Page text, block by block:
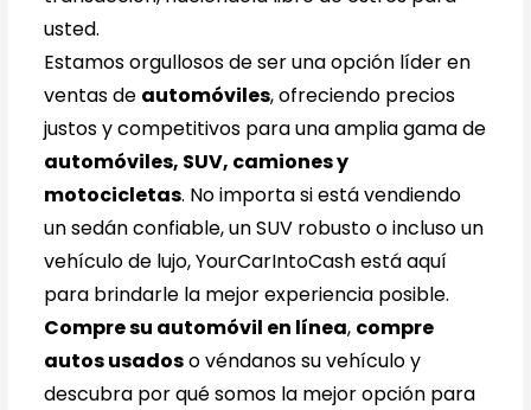
usted.
Estamos orgullosos de ser una opción líder en
ventas de automóviles, ofreciendo precios
justos y competitivos para una amplia gama de
automóviles, SUV, camiones y
motocicletas. No importa si está vendiendo
un sedán confiable, un SUV robusto o incluso un
vehículo de lujo, YourCarIntoCash está aquí
para brindarle la mejor experiencia posible.
Compre su automóvil en línea, compre
autos usadoso véndanos su vehículo y
descubra por qué somos la mejor opción para